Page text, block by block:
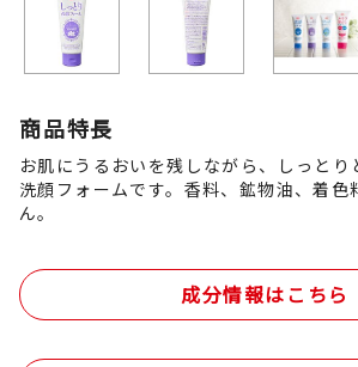
商品特長
お肌にうるおいを残しながら、しっとり
洗顔フォームです。香料、鉱物油、着色
ん。
成分情報はこちら